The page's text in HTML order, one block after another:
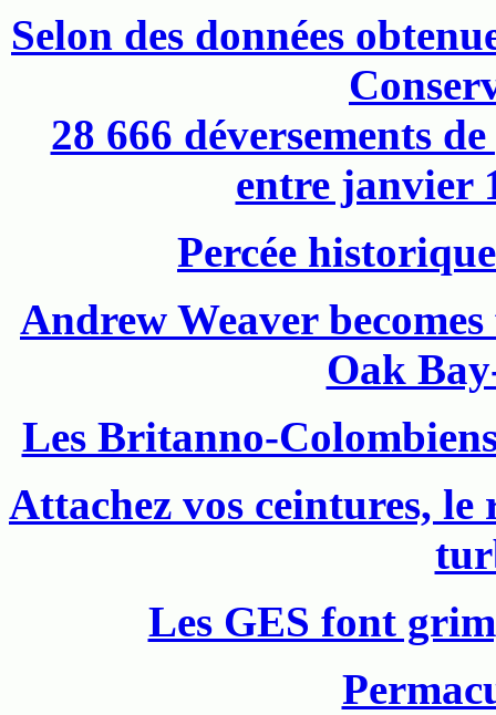
Selon des données
28 666 déversements
entre janvier
Percée
Andrew Weaver
Oak
Les Britanno-
Attachez vos ceintures,
Les GES font